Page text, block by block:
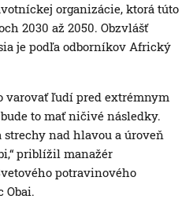
organizácie, ktorá túto
2030 až 2050. Obzvlášť
je podľa odborníkov Africký
varovať ľudí pred extrémnym
to mať ničivé následky.
nad hlavou a úroveň
priblížil manažér
potravinového
Obai.